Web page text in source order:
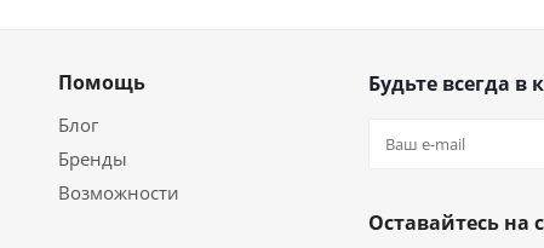
Помощь
Блог
Бренды
Возможности
Будьте всегда в
Оставайтесь на